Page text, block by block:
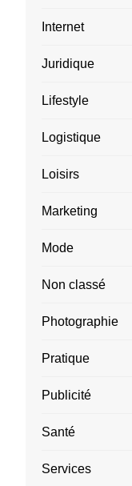
Internet
Juridique
Lifestyle
Logistique
Loisirs
Marketing
Mode
Non classé
Photographie
Pratique
Publicité
Santé
Services